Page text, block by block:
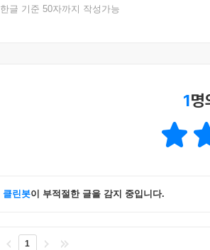
한글 기준 50자까지 작성가능
1명
클린봇이 부적절한 글을 감지 중입니다.
1